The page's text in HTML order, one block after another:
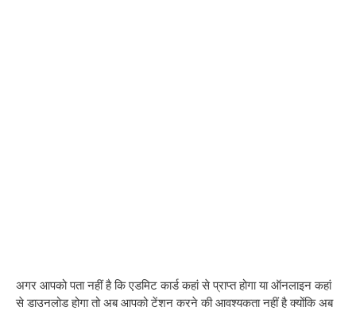
अगर आपको पता नहीं है कि एडमिट कार्ड कहां से प्राप्त होगा या ऑनलाइन कहां
से डाउनलोड होगा तो अब आपको टेंशन करने की आवश्यकता नहीं है क्योंकि अब